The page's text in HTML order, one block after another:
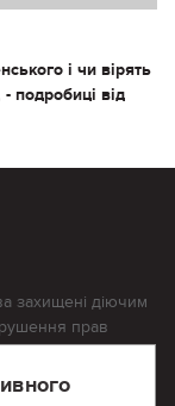
і чи вірять
подробиці від
захищені діючим
прав
яке відтворення
редакції.
розміщених